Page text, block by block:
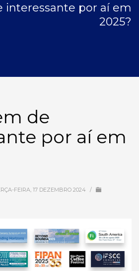
interessante por aí em
2025?
de
por aí em
FEIRA, 17 DEZEMBRO 2024 /